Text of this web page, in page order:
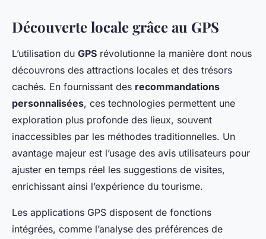
Découverte locale grâce au GPS
L’utilisation du GPS révolutionne la manière dont nous
découvrons des attractions locales et des trésors
cachés. En fournissant des recommandations
personnalisées, ces technologies permettent une
exploration plus profonde des lieux, souvent
inaccessibles par les méthodes traditionnelles. Un
avantage majeur est l’usage des avis utilisateurs pour
ajuster en temps réel les suggestions de visites,
enrichissant ainsi l’expérience du tourisme.
Les applications GPS disposent de fonctions
intégrées, comme l’analyse des préférences de